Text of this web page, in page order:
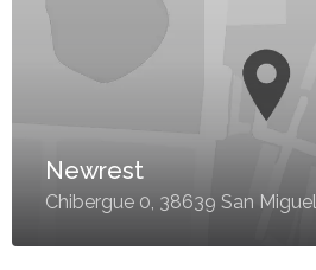
Newrest
Chibergue 0, 38639 San Miguel